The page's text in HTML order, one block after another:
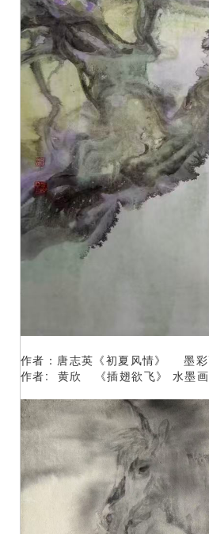
作者：唐志英《初夏风情》 墨彩
作者: 黄欣 《插翅欲飞》 水墨画